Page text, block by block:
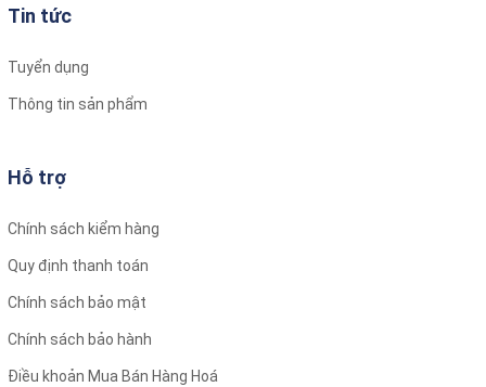
Tin tức
Tuyển dụng
Thông tin sản phẩm
Hỗ trợ
Chính sách kiểm hàng
Quy định thanh toán
Chính sách bảo mật
Chính sách bảo hành
Điều khoản Mua Bán Hàng Hoá